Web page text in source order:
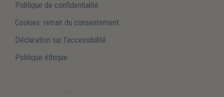
Politique de confidentialité
Cookies: retrait du consentement
Déclaration sur l'accessibilité
Politique éthique